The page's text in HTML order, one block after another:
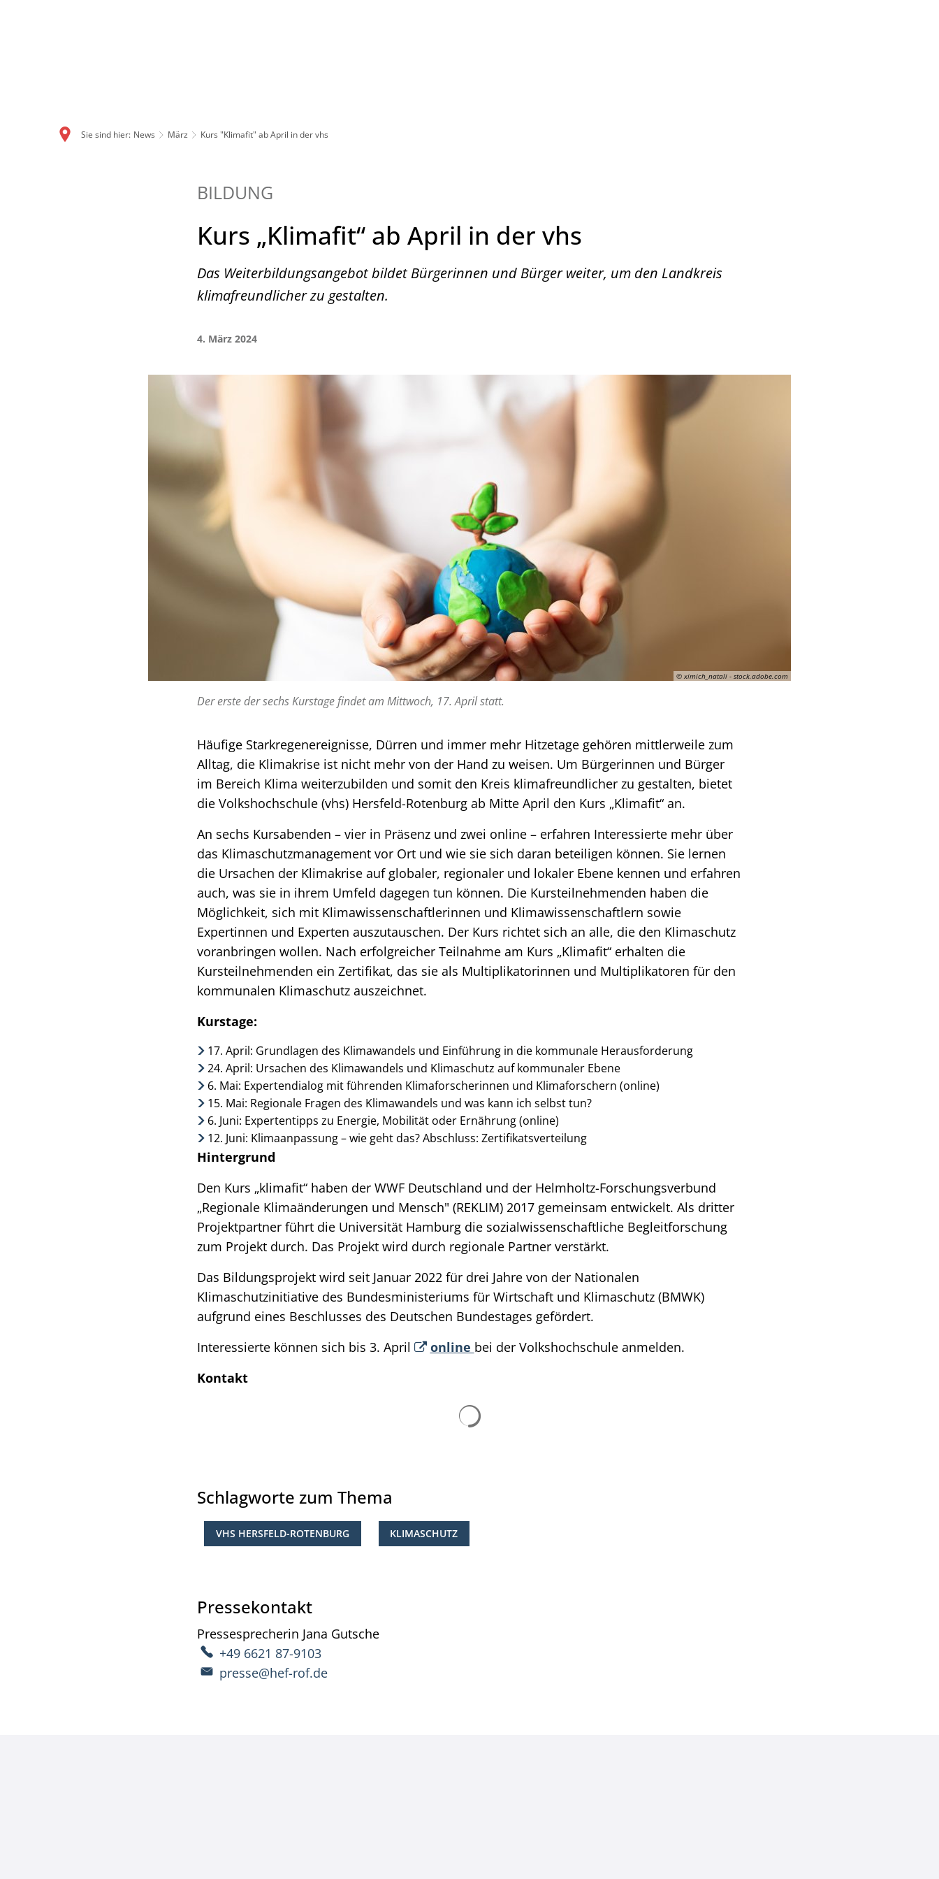
Sie sind hier: News März Kurs "Klimafit" ab April in der vhs
BILDUNG
Kurs „Klimafit“ ab April in der vhs
Das Weiterbildungsangebot bildet Bürgerinnen und Bürger weiter, um den Landkreis
klimafreundlicher zu gestalten.
4. März 2024
© ximich_natali - stock.adobe.com
Der erste der sechs Kurstage findet am Mittwoch, 17. April statt.
Häufige Starkregenereignisse, Dürren und immer mehr Hitzetage gehören mittlerweile zum
Alltag, die Klimakrise ist nicht mehr von der Hand zu weisen. Um Bürgerinnen und Bürger
im Bereich Klima weiterzubilden und somit den Kreis klimafreundlicher zu gestalten, bietet
die Volkshochschule (vhs) Hersfeld-Rotenburg ab Mitte April den Kurs „Klimafit“ an.
An sechs Kursabenden – vier in Präsenz und zwei online – erfahren Interessierte mehr über
das Klimaschutzmanagement vor Ort und wie sie sich daran beteiligen können. Sie lernen
die Ursachen der Klimakrise auf globaler, regionaler und lokaler Ebene kennen und erfahren
auch, was sie in ihrem Umfeld dagegen tun können. Die Kursteilnehmenden haben die
Möglichkeit, sich mit Klimawissenschaftlerinnen und Klimawissenschaftlern sowie
Expertinnen und Experten auszutauschen. Der Kurs richtet sich an alle, die den Klimaschutz
voranbringen wollen. Nach erfolgreicher Teilnahme am Kurs „Klimafit“ erhalten die
Kursteilnehmenden ein Zertifikat, das sie als Multiplikatorinnen und Multiplikatoren für den
kommunalen Klimaschutz auszeichnet.
Kurstage:
17. April: Grundlagen des Klimawandels und Einführung in die kommunale Herausforderung
24. April: Ursachen des Klimawandels und Klimaschutz auf kommunaler Ebene
6. Mai: Expertendialog mit führenden Klimaforscherinnen und Klimaforschern (online)
15. Mai: Regionale Fragen des Klimawandels und was kann ich selbst tun?
6. Juni: Expertentipps zu Energie, Mobilität oder Ernährung (online)
12. Juni: Klimaanpassung – wie geht das? Abschluss: Zertifikatsverteilung
Hintergrund
Den Kurs „klimafit“ haben der WWF Deutschland und der Helmholtz-Forschungsverbund
„Regionale Klimaänderungen und Mensch" (REKLIM) 2017 gemeinsam entwickelt. Als dritter
Projektpartner führt die Universität Hamburg die sozialwissenschaftliche Begleitforschung
zum Projekt durch. Das Projekt wird durch regionale Partner verstärkt.
Das Bildungsprojekt wird seit Januar 2022 für drei Jahre von der Nationalen
Klimaschutzinitiative des Bundesministeriums für Wirtschaft und Klimaschutz (BMWK)
aufgrund eines Beschlusses des Deutschen Bundestages gefördert.
Interessierte können sich bis 3. April
online bei der Volkshochschule anmelden.
Kontakt
Schlagworte zum Thema
VHS HERSFELD-ROTENBURG KLIMASCHUTZ
Pressekontakt
Pressesprecherin Jana Gutsche
+49 6621 87-9103
presse@hef-rof.de